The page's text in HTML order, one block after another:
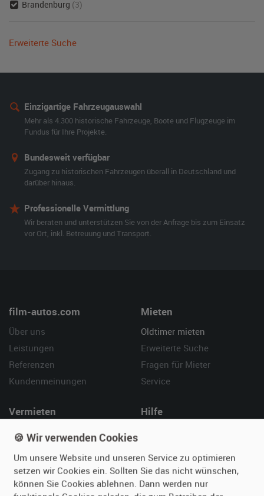
Brandenburg (3)
Erweiterte Suche
Einzigartige Fahrzeugauswahl
Mehr als 4.300 historische Fahrzeuge, Boote und Flugzeuge im
Fundus für Ihre Projekte.
Bundesweit verfügbar
Zugang zu historischen Fahrzeugen überall in Deutschland und
darüber hinaus.
Professionelle Vermittlung
Wir beraten und unterstützen Sie von der Anfrage bis zum Einsatz
vor Ort, inkl. Betreuung und Transport.
film-autos.com
Über uns
Leistungen
Referenzen
Kundenmeinungen
Mieten
Oldtimer mieten
Erweiterte Suche
Fragen für Mieter
Service
Vermieten
Oldtimer anmelden
Fragen für Vermieter
Inserat verwalten
Hilfe
Kontakt
🍪 Wir verwenden Cookies
Um unsere Website und unseren Service zu optimieren
setzen wir Cookies ein. Sollten Sie das nicht wünschen,
können Sie Cookies ablehnen. Dann werden nur